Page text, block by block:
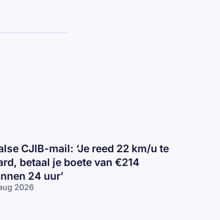
CJIB-mail: ‘Je reed 22 km/u te
betaal je boete van €214
24 uur’
2026